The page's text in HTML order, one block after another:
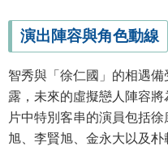
演出陣容與角色動線
智秀與「徐仁國」的相遇
露，未來的虛擬戀人陣容
片中特別客串的演員包括
旭、李賢旭、金永大以及